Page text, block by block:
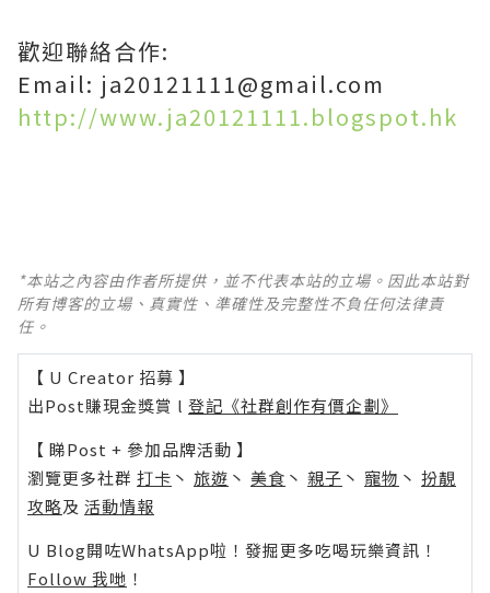
歡迎聯絡合作:
Email: ja20121111@gmail.com
http://www.ja20121111.blogspot.hk
*本站之內容由作者所提供，並不代表本站的立場。因此本站對
所有博客的立場、真實性、準確性及完整性不負任何法律責
任。
【 U Creator 招募 】
出Post賺現金獎賞 l 登記《社群創作有價企劃》
【 睇Post + 參加品牌活動 】
瀏覽更多社群 打卡 丶 旅遊 丶 美食 丶 親子 丶 寵物 丶 扮靚
攻略及 活動情報
U Blog開咗WhatsApp啦！發掘更多吃喝玩樂資訊！
Follow 我哋 ！